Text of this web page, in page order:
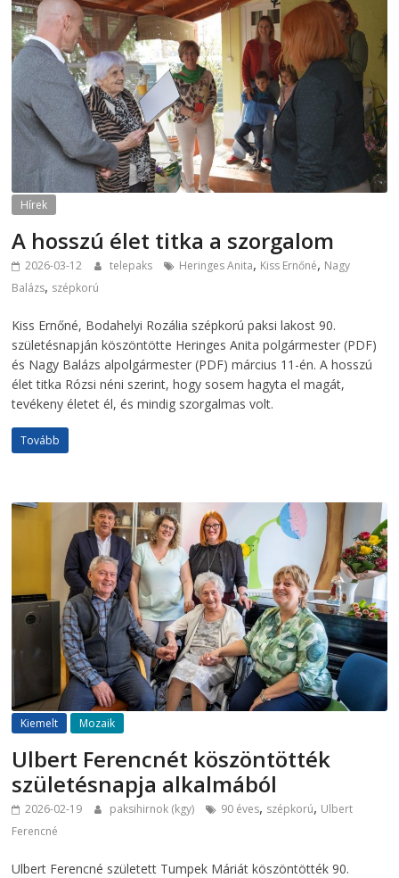
Hírek
A hosszú élet titka a szorgalom
2026-03-12 telepaks Heringes Anita, Kiss Ernőné, Nagy
Balázs, szépkorú
Kiss Ernőné, Bodahelyi Rozália szépkorú paksi lakost 90.
születésnapján köszöntötte Heringes Anita polgármester (PDF)
és Nagy Balázs alpolgármester (PDF) március 11-én. A hosszú
élet titka Rózsi néni szerint, hogy sosem hagyta el magát,
tevékeny életet él, és mindig szorgalmas volt.
Tovább
Kiemelt Mozaik
Ulbert Ferencnét köszöntötték
születésnapja alkalmából
2026-02-19 paksihirnok (kgy) 90 éves, szépkorú, Ulbert
Ferencné
Ulbert Ferencné született Tumpek Máriát köszöntötték 90.